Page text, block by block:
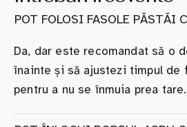
POT FOLOSI FASOLE PĂSTĂI
Da, dar este recomandat să o
înainte și să ajustezi timpul de
pentru a nu se înmuia prea tare.